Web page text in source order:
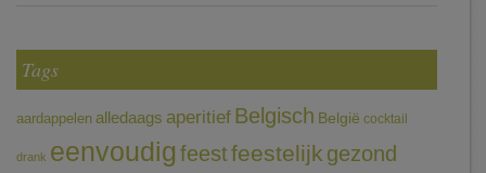
Tags
aardappelen alledaags aperitief Belgisch België cocktail
drank eenvoudigfeestfeestelijk gezond